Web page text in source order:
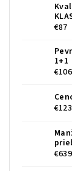
€87
1+1
€106
€123
€639